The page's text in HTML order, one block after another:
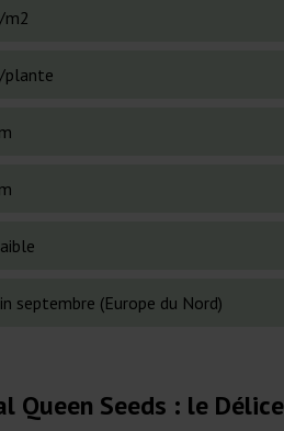
m2
plante
septembre (Europe du Nord)
Queen Seeds : le